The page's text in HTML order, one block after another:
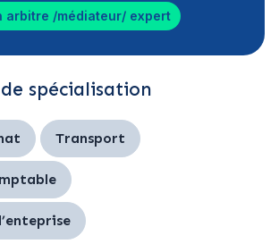
arbitre /médiateur/ expert
spécialisation
Transport